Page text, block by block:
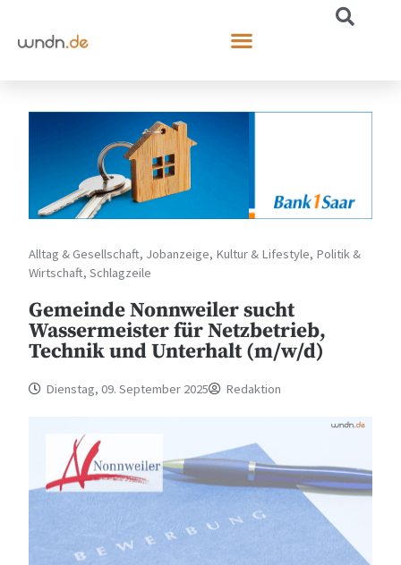
Alltag & Gesellschaft, Jobanzeige, Kultur & Lifestyle, Politik &
Wirtschaft,Schlagzeile
Gemeinde Nonnweiler sucht
Wassermeister für Netzbetrieb,
Technik und Unterhalt (m/w/d)
Dienstag, 09. September 2025 Redaktion